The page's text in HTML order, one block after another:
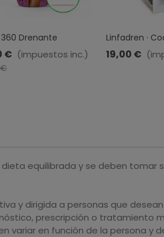
Drenante
600ML.
€ (impuestos inc.)
€
Linfadren ·
19,00 €
equilibrada y se deben tomar
y dirigida a personas que
prescripción o tratamiento
variar en función de la persona y